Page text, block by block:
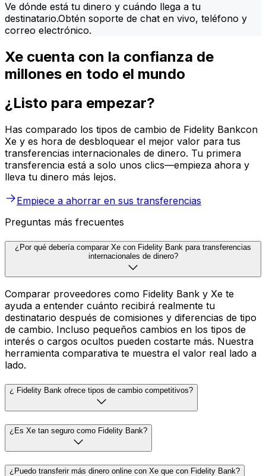
Ve dónde está tu dinero y cuándo llega a tu
destinatario.Obtén soporte de chat en vivo, teléfono y
correo electrónico.
Xe cuenta con la confianza de
millones en todo el mundo
¿Listo para empezar?
Has comparado los tipos de cambio de Fidelity Bankcon
Xe y es hora de desbloquear el mejor valor para tus
transferencias internacionales de dinero. Tu primera
transferencia está a solo unos clics—empieza ahora y
lleva tu dinero más lejos.
Empiece a ahorrar en sus transferencias
Preguntas más frecuentes
¿Por qué debería comparar Xe con Fidelity Bank para transferencias
internacionales de dinero?
Comparar proveedores como Fidelity Bank y Xe te
ayuda a entender cuánto recibirá realmente tu
destinatario después de comisiones y diferencias de tipo
de cambio. Incluso pequeños cambios en los tipos de
interés o cargos ocultos pueden costarte más. Nuestra
herramienta comparativa te muestra el valor real lado a
lado.
¿ Fidelity Bank ofrece tipos de cambio competitivos?
¿Es Xe tan seguro como Fidelity Bank?
¿Puedo transferir más dinero online con Xe que con Fidelity Bank?